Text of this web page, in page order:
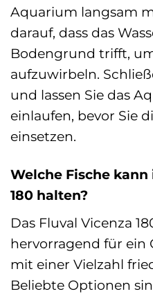
Aquarium langsam
darauf, dass das
Bodengrund trifft,
aufzuwirbeln.
und lassen Sie das
einlaufen, bevor Sie
einsetzen.
Welche Fische
180 halten?
Das Fluval Vicenza
hervorragend für ein
mit einer Vielzahl
Beliebte Optionen